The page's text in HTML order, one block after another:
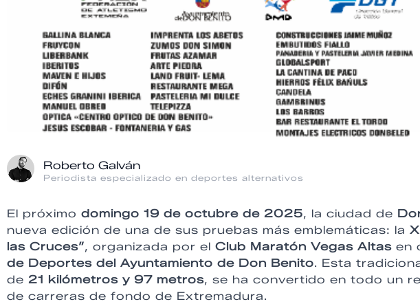
Roberto Galván
Periodista especializado en deportes alternativos
El próximo domingo 19 de octubre de 2025, la ciudad de
nueva edición de una de sus pruebas más emblemáticas: la
las Cruces”, organizada por el Club Maratón Vegas Altas en
de Deportes del Ayuntamiento de Don Benito. Esta
de 21 kilómetros y 97 metros, se ha convertido en todo un
de carreras de fondo de Extremadura.